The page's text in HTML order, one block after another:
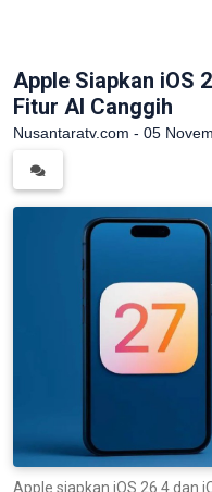
Apple Siapkan iOS
Fitur AI Canggih
Nusantaratv.com - 05
Apple siapkan iOS 26.4 dan